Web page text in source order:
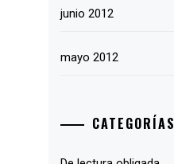
junio 2012
mayo 2012
CATEGORÍAS